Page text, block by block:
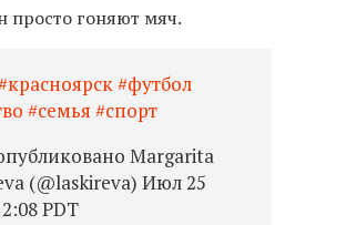
просто гоняют мяч.
#футбол
#семья #спорт
Margarita
(@laskireva) Июл 25
PDT